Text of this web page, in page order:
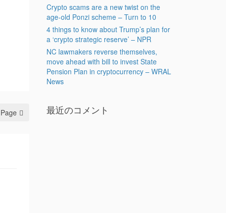
Crypto scams are a new twist on the
age-old Ponzi scheme – Turn to 10
4 things to know about Trump’s plan for
a ‘crypto strategic reserve’ – NPR
NC lawmakers reverse themselves,
move ahead with bill to invest State
Pension Plan in cryptocurrency – WRAL
News
最近のコメント